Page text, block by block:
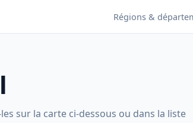
Régions &
sur la carte ci-dessous ou dans la liste